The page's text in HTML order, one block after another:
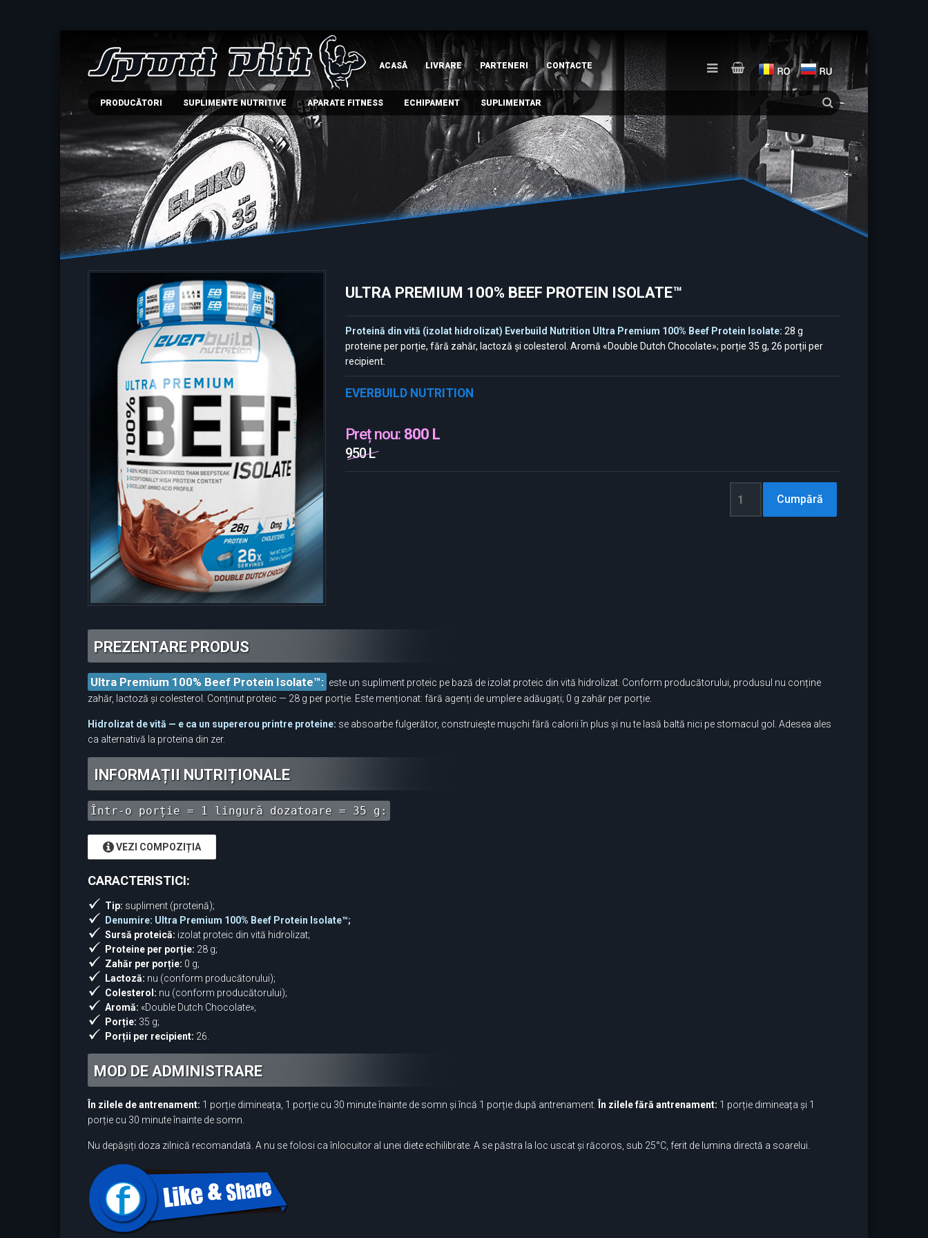
ACASĂ LIVRARE PARTENERI СONTACTE
PRODUCĂTORI SUPLIMENTE NUTRITIVE APARATE FITNESS ECHIPAMENT SUPLIMENTAR
ULTRA PREMIUM 100% BEEF PROTEIN ISOLATE™
Proteină din vită (izolat hidrolizat) Everbuild Nutrition Ultra Premium 100% Beef Protein Isolate: 28 g
proteine per porție, fără zahăr, lactoză și colesterol. Aromă «Double Dutch Chocolate»; porție 35 g, 26 porții per
recipient.
EVERBUILD NUTRITION
Preț nou: 800 L
950 L
PREZENTARE PRODUS
Ultra Premium 100% Beef Protein Isolate™: este un supliment proteic pe bază de izolat proteic din vită hidrolizat. Conform producătorului, produsul nu conține
zahăr, lactoză și colesterol. Conținut proteic — 28 g per porție. Este menționat: fără agenți de umplere adăugați; 0 g zahăr per porție.
Hidrolizat de vită — e ca un supererou printre proteine: se absoarbe fulgerător, construiește mușchi fără calorii în plus și nu te lasă baltă nici pe stomacul gol. Adesea ales
ca alternativă la proteina din zer.
INFORMAȚII NUTRIȚIONALE
Într-o porție = 1 lingură dozatoare = 35 g:
VEZI COMPOZIȚIA
CARACTERISTICI:
Tip: supliment (proteină);
Denumire: Ultra Premium 100% Beef Protein Isolate™;
Sursă proteică: izolat proteic din vită hidrolizat;
Proteine per porție: 28 g;
Zahăr per porție: 0 g;
Lactoză: nu (conform producătorului);
Colesterol: nu (conform producătorului);
Aromă: «Double Dutch Chocolate»;
Porție: 35 g;
Porții per recipient: 26.
MOD DE ADMINISTRARE
În zilele de antrenament: 1 porție dimineața, 1 porție cu 30 minute înainte de somn și încă 1 porție după antrenament. În zilele fără antrenament: 1 porție dimineața și 1
porție cu 30 minute înainte de somn.
Nu depășiți doza zilnică recomandată. A nu se folosi ca înlocuitor al unei diete echilibrate. A se păstra la loc uscat și răcoros, sub 25°C, ferit de lumina directă a soarelui.